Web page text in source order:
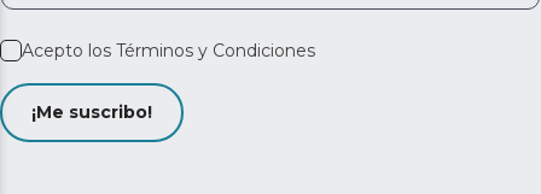
Acepto los Términos y Condiciones
¡Me suscribo!